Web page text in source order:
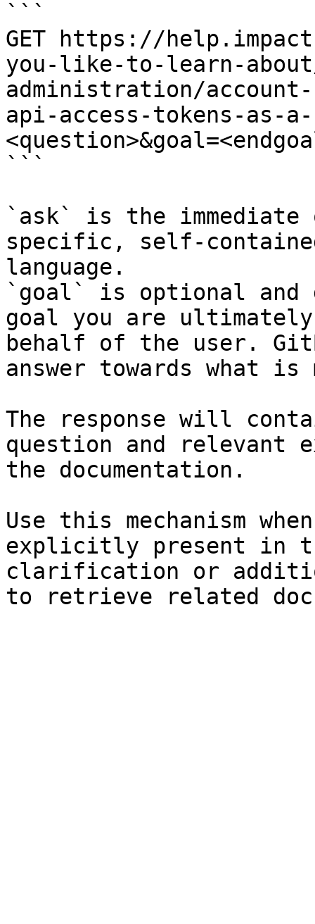
```
GET https://
you-like-to-learn-
administration/
api-access-tokens-as-a-
```
`ask` is the
specific, self-
language.
`goal` is optional and
goal you are
behalf of the user.
answer towards what
The response will
question and relevant
the documentation.
Use this mechanism
explicitly present in
clarification or